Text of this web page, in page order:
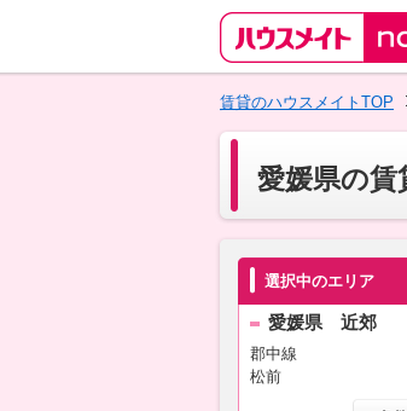
賃貸のハウスメイトTOP
愛媛県の賃
選択中のエリア
愛媛県 近郊
郡中線
松前